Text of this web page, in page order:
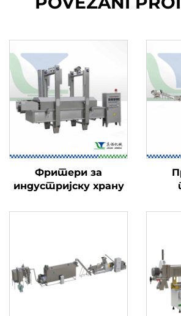
Фритери за
индустријску храну